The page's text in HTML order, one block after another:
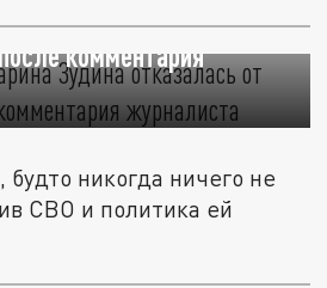
Зудина отказалась
комментария
будто никогда ничего не
СВО и политика ей